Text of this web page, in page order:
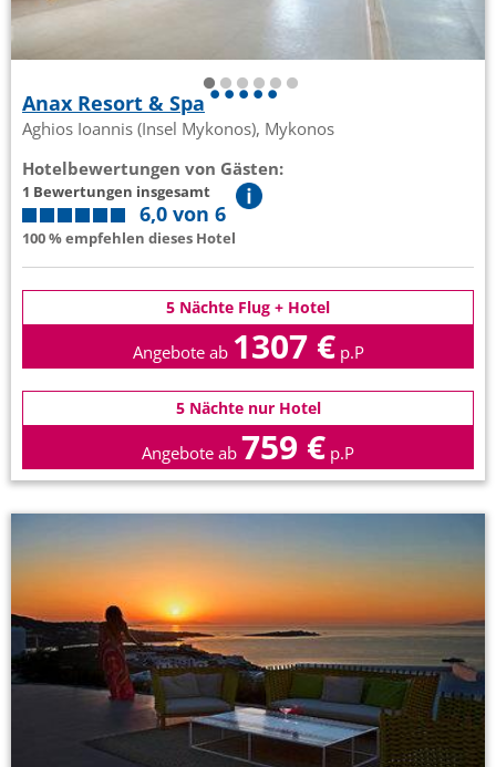
Anax Resort & Spa
Aghios Ioannis (Insel Mykonos), Mykonos
Hotelbewertungen von Gästen:
1 Bewertungen insgesamt
6,0 von 6
100 % empfehlen dieses Hotel
5 Nächte Flug + Hotel
Angebote ab 1307 € p.P
5 Nächte nur Hotel
Angebote ab 759 € p.P